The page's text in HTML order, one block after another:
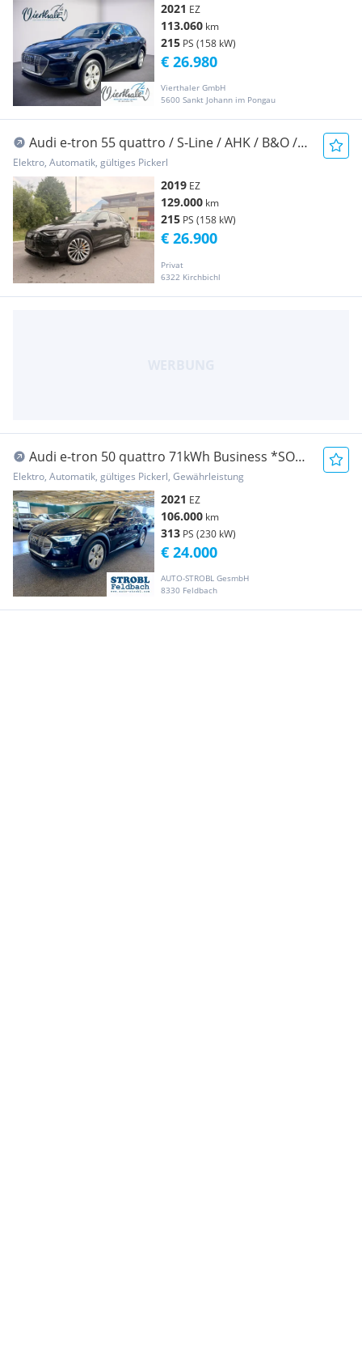
2021 EZ
113.060 km
215 PS (158 kW)
Vierthaler GmbH
5600 Sankt Johann im Pongau
€ 26.980
Audi e-tron 55 quattro / S-Line / AHK / B&O /
21"
Elektro, Automatik, gültiges Pickerl
2019 EZ
129.000 km
215 PS (158 kW)
Privat
6322 Kirchbichl
€ 26.900
Audi e-tron 50 quattro 71kWh Business *SOH
Test vorh...
Elektro, Automatik, gültiges Pickerl, Gewährleistung
2021 EZ
106.000 km
313 PS (230 kW)
AUTO-STROBL GesmbH
8330 Feldbach
€ 24.000